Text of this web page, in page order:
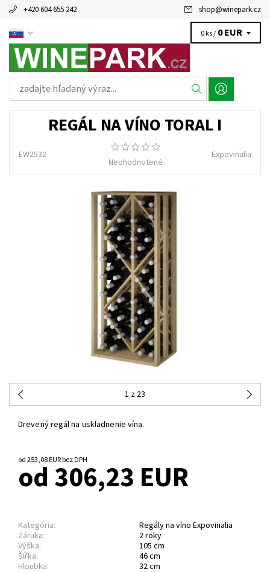
+420 604 655 242 shop@winepark.cz
0 ks / 0 EUR
REGÁL NA VÍNO TORAL I
EW2532
Neohodnotené
Expovinalia
1 z 23
Drevený regál na uskladnenie vína.
od 253,08 EUR bez DPH
od 306,23 EUR
Kategória:
Regály na víno Expovinalia
Záruka:
2 roky
Výška:
105 cm
Šířka:
46 cm
Hloubka:
32 cm